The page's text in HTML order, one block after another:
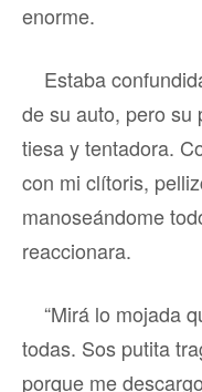
enorme.
Estaba
de su auto, pero su
tiesa y tentadora.
con mi clítoris,
manoseándome
reaccionara.
“Mirá lo mojada
todas. Sos putita
porque me